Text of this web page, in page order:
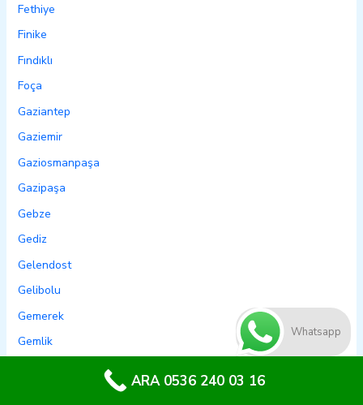
Fethiye
Finike
Fındıklı
Foça
Gaziantep
Gaziemir
Gaziosmanpaşa
Gazipaşa
Gebze
Gediz
Gelendost
Gelibolu
Gemerek
Gemlik
Whatsapp
ARA 0536 240 03 16